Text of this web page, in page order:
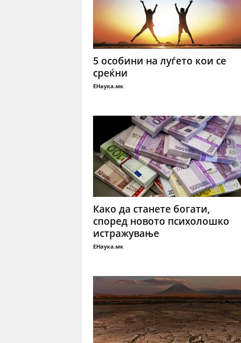
5 особини на луѓето кои се
среќни
ЕНаука.мк
Како да станете богати,
според новото психолошко
истражување
ЕНаука.мк